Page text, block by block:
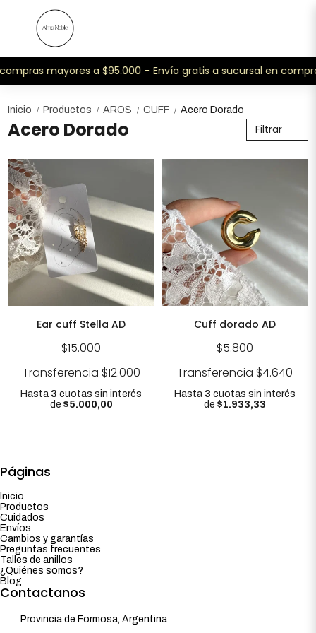
mayores a $95.000 - Envío gratis a sucursal en
Inicio / Productos / AROS / CUFF / Acero Dorado
Acero Dorado Filtrar
Ear cuff Stella AD
$15.000
Transferencia $12.000
Hasta 3 cuotas sin interés
de $5.000,00
Cuff dorado AD
$5.800
Transferencia $4.640
Hasta 3 cuotas sin interés
de $1.933,33
Páginas
Inicio
Productos
Cuidados
Envíos
Cambios y garantías
Preguntas frecuentes
Talles de anillos
¿Quiénes somos?
Blog
Contactanos
Provincia de Formosa, Argentina